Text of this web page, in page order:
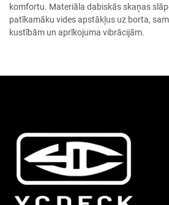
komfortu. Materiāla dabiskās skaņas
patīkamāku vides apstākļus uz borta,
kustībām un aprīkojuma vibrācijām.